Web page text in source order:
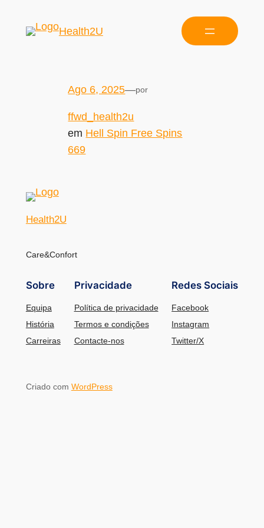
Health2U
Ago 6, 2025—por
ffwd_health2u
em Hell Spin Free Spins
669
Health2U
Care&Confort
Sobre
Equipa
História
Carreiras
Privacidade
Política de privacidade
Termos e condições
Contacte-nos
Redes Sociais
Facebook
Instagram
Twitter/X
Criado com WordPress